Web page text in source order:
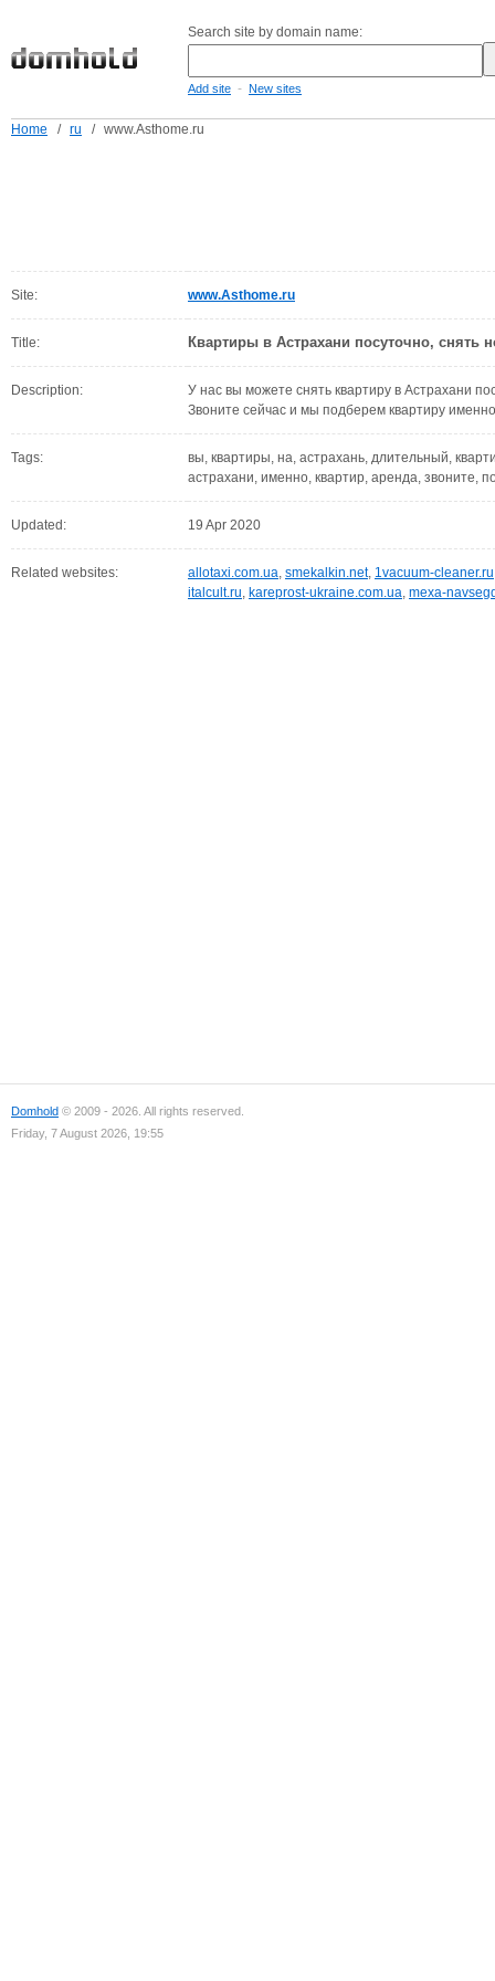
Search site by domain name:
Add site - New sites
Home / ru / www.Asthome.ru
Site: www.Asthome.ru
Title: Квартиры в Астрахани посуточно, снять
Description:
У нас вы можете снять квартиру в Астрахани
Звоните сейчас и мы подберем квартиру
Tags:
вы, квартиры, на, астрахань, длительный,
астрахани, именно, квартир, аренда, звоните,
Updated: 19 Apr 2020
Related websites: allotaxi.com.ua, smekalkin.net, 1vacuum-cleaner.ru
italcult.ru, kareprost-ukraine.com.ua, mexa-
Domhold © 2009 - 2026. All rights reserved.
Friday, 7 August 2026, 19:55